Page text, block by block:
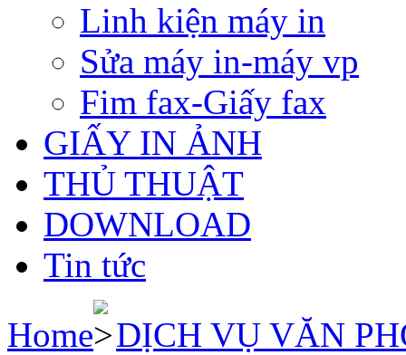
Linh kiện máy in
Sửa máy in-máy vp
Fim fax-Giấy fax
GIẤY IN ẢNH
THỦ THUẬT
DOWNLOAD
Tin tức
Home
DỊCH VỤ VĂN